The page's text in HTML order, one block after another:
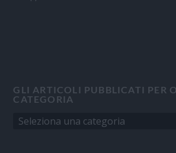
GLI ARTICOLI PUBBLICATI PER
CATEGORIA